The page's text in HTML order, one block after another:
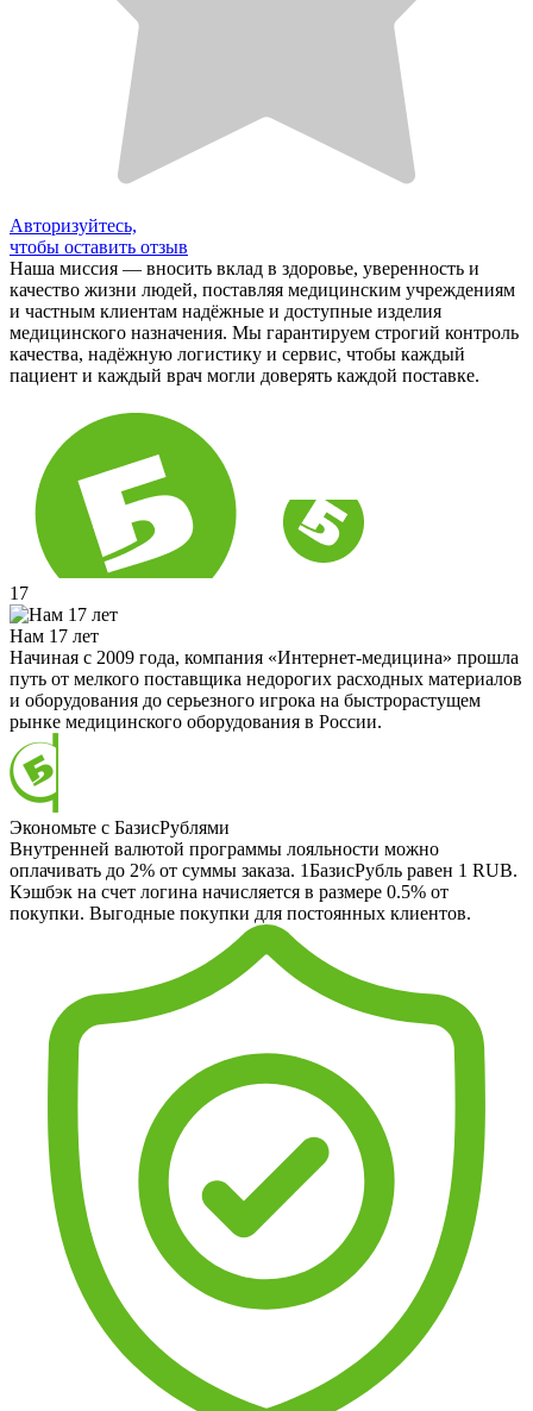
Авторизуйтесь,
чтобы оставить отзыв
Наша миссия — вносить вклад в здоровье, уверенность и
качество жизни людей, поставляя медицинским учреждениям
и частным клиентам надёжные и доступные изделия
медицинского назначения. Мы гарантируем строгий контроль
качества, надёжную логистику и сервис, чтобы каждый
пациент и каждый врач могли доверять каждой поставке.
17
Нам 17 лет
Начиная с 2009 года, компания «Интернет-медицина» прошла
путь от мелкого поставщика недорогих расходных материалов
и оборудования до серьезного игрока на быстрорастущем
рынке медицинского оборудования в России.
Экономьте с БазисРублями
Внутренней валютой программы лояльности можно
оплачивать до 2% от суммы заказа. 1БазисРубль равен 1 RUB.
Кэшбэк на счет логина начисляется в размере 0.5% от
покупки. Выгодные покупки для постоянных клиентов.